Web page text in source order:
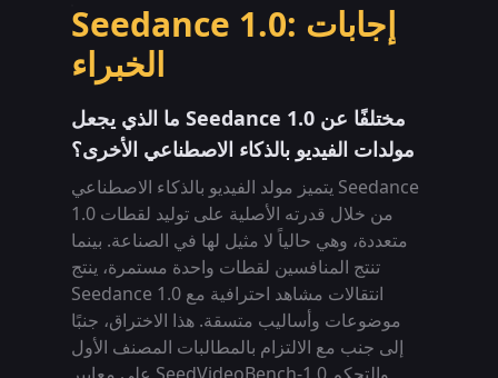
Seedance 1.0: إجابات
الخبراء
ما الذي يجعل Seedance 1.0 مختلفًا عن
مولدات الفيديو بالذكاء الاصطناعي الأخرى؟
يتميز مولد الفيديو بالذكاء الاصطناعي Seedance
1.0 من خلال قدرته الأصلية على توليد لقطات
متعددة، وهي حالياً لا مثيل لها في الصناعة. بينما
تنتج المنافسين لقطات واحدة مستمرة، ينتج
Seedance 1.0 انتقالات مشاهد احترافية مع
موضوعات وأساليب متسقة. هذا الاختراق، جنبًا
إلى جنب مع الالتزام بالمطالبات المصنف الأول